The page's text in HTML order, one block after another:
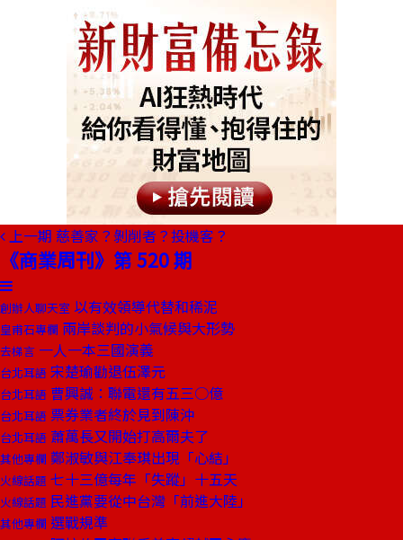
上一期 慈善家？剝削者？投機客？
《商業周刊》第 520 期
創辦人聊天室 以有效領導代替和稀泥
皇甫石專欄 兩岸談判的小氣候與大形勢
去梯言 一人一本三國演義
台北耳語 宋楚瑜勸退伍澤元
台北耳語 曹興誠：聯電還有五三○億
台北耳語 票券業者終於見到陳沖
台北耳語 蕭萬長又開始打高爾夫了
其他專欄 鄭淑敏與江奉琪出現「心結」
火線話題 七十三億每年「失蹤」十五天
火線話題 民進黨要從中台灣「前進大陸」
其他專欄 選戰規準